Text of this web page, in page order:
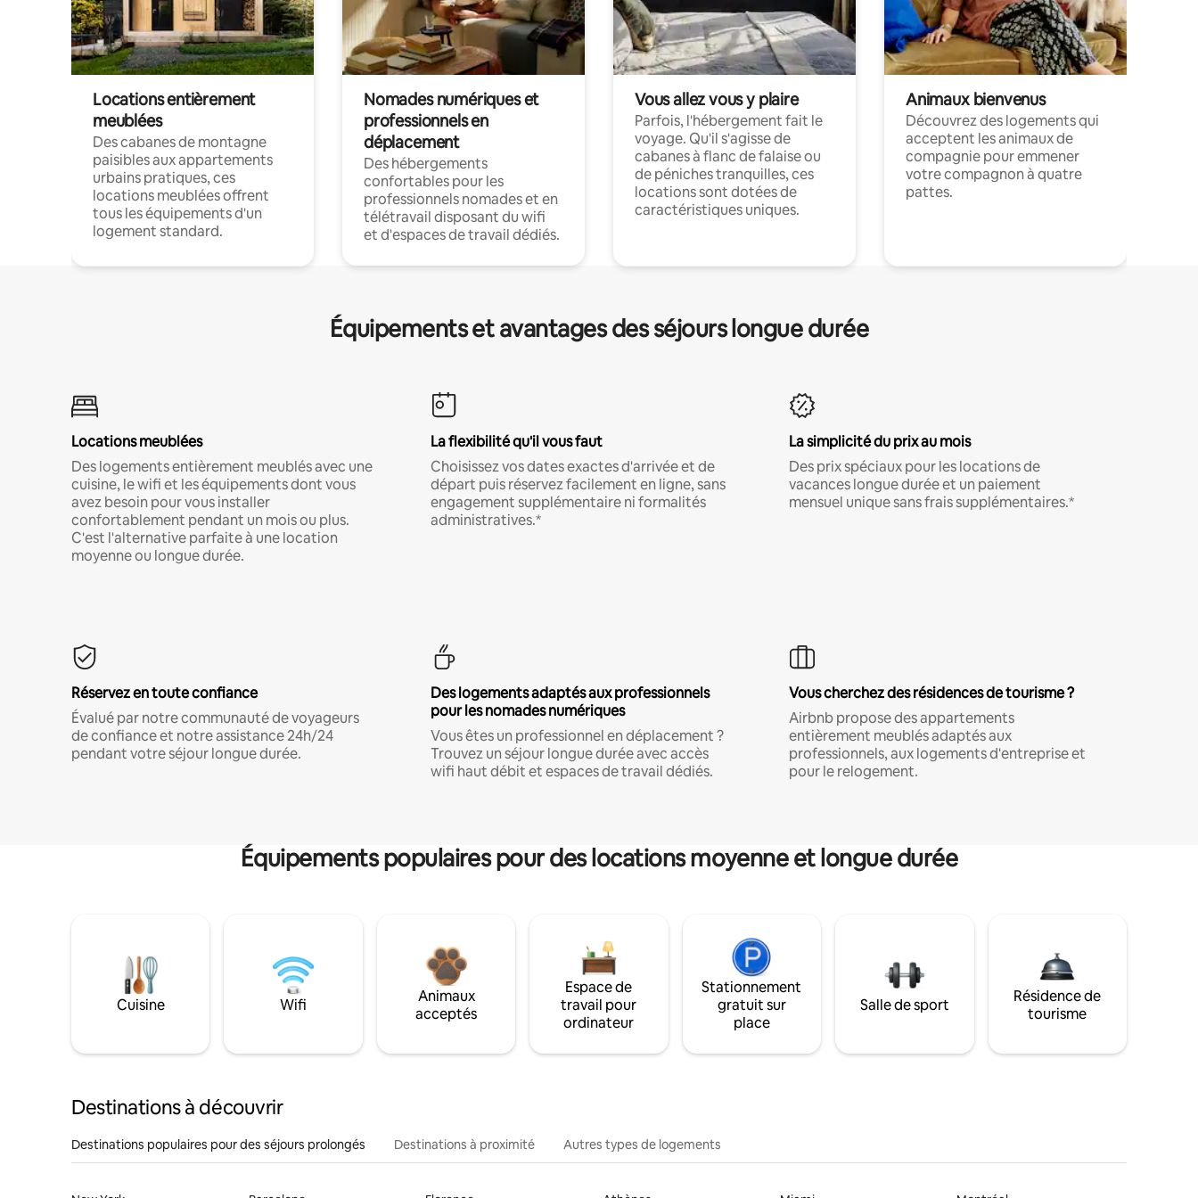
Locations entièrement
meublées
Des cabanes de montagne
paisibles aux appartements
urbains pratiques, ces
locations meublées offrent
tous les équipements d'un
logement standard.
Nomades numériques et
professionnels en
déplacement
Des hébergements
confortables pour les
professionnels nomades et en
télétravail disposant du wifi
et d'espaces de travail dédiés.
Vous allez vous y plaire
Parfois, l'hébergement fait le
voyage. Qu'il s'agisse de
cabanes à flanc de falaise ou
de péniches tranquilles, ces
locations sont dotées de
caractéristiques uniques.
Animaux bienvenus
Découvrez des logements qui
acceptent les animaux de
compagnie pour emmener
votre compagnon à quatre
pattes.
Équipements et avantages des séjours longue durée
Locations meublées
Des logements entièrement meublés avec une
cuisine, le wifi et les équipements dont vous
avez besoin pour vous installer
confortablement pendant un mois ou plus.
C'est l'alternative parfaite à une location
moyenne ou longue durée.
La flexibilité qu'il vous faut
Choisissez vos dates exactes d'arrivée et de
départ puis réservez facilement en ligne, sans
engagement supplémentaire ni formalités
administratives.*
La simplicité du prix au mois
Des prix spéciaux pour les locations de
vacances longue durée et un paiement
mensuel unique sans frais supplémentaires.*
Réservez en toute confiance
Évalué par notre communauté de voyageurs
de confiance et notre assistance 24h/24
pendant votre séjour longue durée.
Des logements adaptés aux professionnels
pour les nomades numériques
Vous êtes un professionnel en déplacement ?
Trouvez un séjour longue durée avec accès
wifi haut débit et espaces de travail dédiés.
Vous cherchez des résidences de tourisme ?
Airbnb propose des appartements
entièrement meublés adaptés aux
professionnels, aux logements d'entreprise et
pour le relogement.
Équipements populaires pour des locations moyenne et longue durée
Cuisine Wifi
Animaux
acceptés
Espace de
travail pour
ordinateur
Stationnement
gratuit sur
place
Salle de sport
Résidence de
tourisme
Destinations à découvrir
Destinations populaires pour des séjours prolongés Destinations à proximité Autres types de logements